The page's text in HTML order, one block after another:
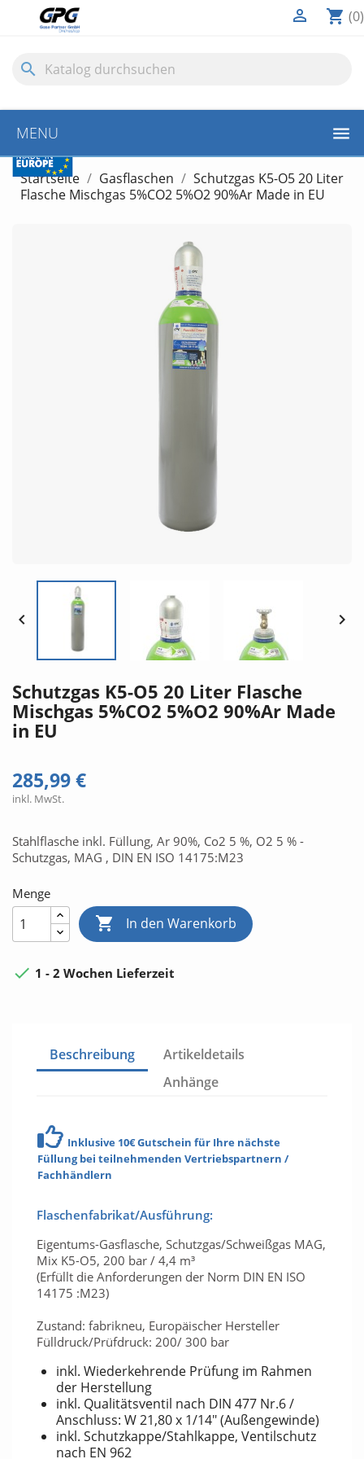
shopping_cart (0)

search
MENU
Startseite Gasflaschen
Schutzgas K5-O5 20 Liter
Flasche Mischgas 5%CO2 5%O2 90%Ar Made in EU
GUTSCHEIN
 
Schutzgas K5-O5 20 Liter Flasche
Mischgas 5%CO2 5%O2 90%Ar Made
in EU
285,99 €
inkl. MwSt.
Stahlflasche inkl. Füllung, Ar 90%, Co2 5 %, O2 5 % -
Schutzgas, MAG , DIN EN ISO 14175:M23
Menge
 In den Warenkorb
 1 - 2 Wochen Lieferzeit
Beschreibung
Artikeldetails
Anhänge
Inklusive 10€ Gutschein für Ihre nächste
Füllung bei teilnehmenden Vertriebspartnern /
Fachhändlern
Flaschenfabrikat/Ausführung:
Eigentums-Gasflasche, Schutzgas/Schweißgas MAG,
Mix K5-O5, 200 bar / 4,4 m³
(Erfüllt die Anforderungen der Norm DIN EN ISO
14175 :M23)
Zustand: fabrikneu, Europäischer Hersteller
Fülldruck/Prüfdruck: 200/ 300 bar
inkl. Wiederkehrende Prüfung im Rahmen
der Herstellung
inkl. Qualitätsventil nach DIN 477 Nr.6 /
Anschluss: W 21,80 x 1/14" (Außengewinde)
inkl. Schutzkappe/Stahlkappe, Ventilschutz
nach EN 962